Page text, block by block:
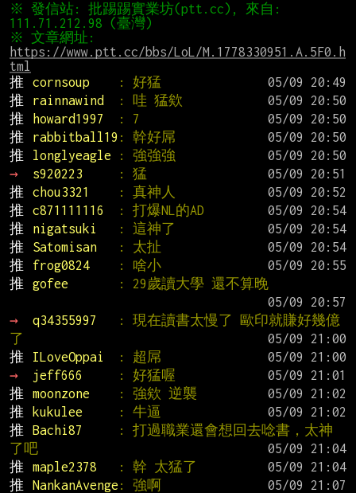
※ 發信站: 批踢踢實業坊(ptt.cc), 來自:
https://www.ptt.cc/bbs/LoL/M.1778330951.A.5F0.h
tml
推
cornsoup : 好猛
推
rainnawind : 哇 猛欸
推
howard1997 : 7
推
rabbitball19 : 幹好屌
推
longlyeagle : 強強強
→
s920223 : 猛
推
chou3321 : 真神人
推
c871111116 : 打爆NL的AD
推
nigatsuki : 這神了
推
Satomisan : 太扯
推
frog0824 : 啥小
推
gofee
: 29歲讀大學 還不算晚
→
q34355997
: 現在讀書太慢了 歐印就賺好幾億
了
推
ILoveOppai : 超屌
→
jeff666 : 好猛喔
推
moonzone : 強欸 逆襲
推
kukulee : 牛逼
推
Bachi87
: 打過職業還會想回去唸書，太神
了吧
推
maple2378 : 幹 太猛了
推
NankanAvenge : 強啊